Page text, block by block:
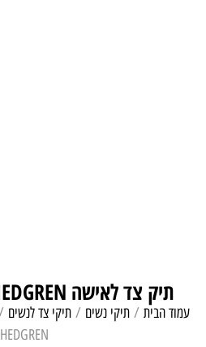
תיק צד לאישה HNOV03 MED HEDGREN
עמוד הבית / תיקי נשים / תיקי צד לנשים
HEDGREN